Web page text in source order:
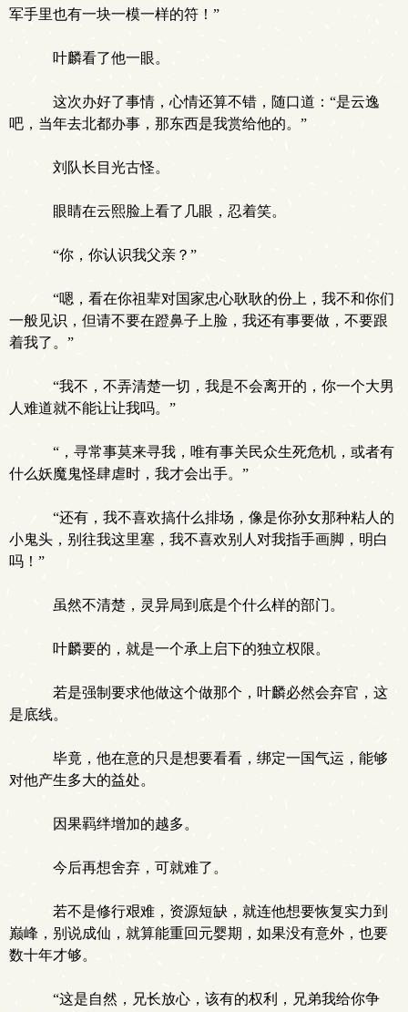
军手里也有一块一模一样的符！”
叶麟看了他一眼。
这次办好了事情，心情还算不错，随口道：“是云逸
吧，当年去北都办事，那东西是我赏给他的。”
刘队长目光古怪。
眼睛在云熙脸上看了几眼，忍着笑。
“你，你认识我父亲？”
“嗯，看在你祖辈对国家忠心耿耿的份上，我不和你们
一般见识，但请不要在蹬鼻子上脸，我还有事要做，不要跟
着我了。”
“我不，不弄清楚一切，我是不会离开的，你一个大男
人难道就不能让让我吗。”
“，寻常事莫来寻我，唯有事关民众生死危机，或者有
什么妖魔鬼怪肆虐时，我才会出手。”
“还有，我不喜欢搞什么排场，像是你孙女那种粘人的
小鬼头，别往我这里塞，我不喜欢别人对我指手画脚，明白
吗！”
虽然不清楚，灵异局到底是个什么样的部门。
叶麟要的，就是一个承上启下的独立权限。
若是强制要求他做这个做那个，叶麟必然会弃官，这
是底线。
毕竟，他在意的只是想要看看，绑定一国气运，能够
对他产生多大的益处。
因果羁绊增加的越多。
今后再想舍弃，可就难了。
若不是修行艰难，资源短缺，就连他想要恢复实力到
巅峰，别说成仙，就算能重回元婴期，如果没有意外，也要
数十年才够。
“这是自然，兄长放心，该有的权利，兄弟我给你争